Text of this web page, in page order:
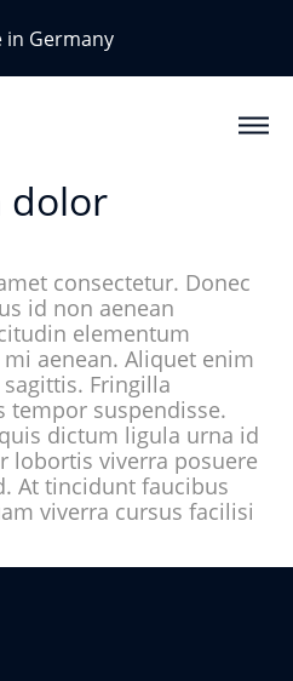
in Germany
dolor
consectetur. Donec
id non aenean
elementum
aenean. Aliquet enim
Fringilla
tempor suspendisse.
dictum ligula urna id
lobortis viverra posuere
At tincidunt faucibus
viverra cursus facilisi